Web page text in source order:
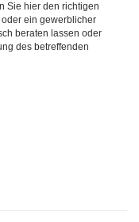
Sie hier den richtigen
ein gewerblicher
beraten lassen oder
des betreffenden